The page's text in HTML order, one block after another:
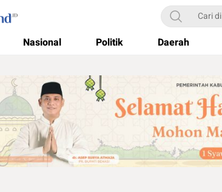
Bermula
Nasional Politik Daerah